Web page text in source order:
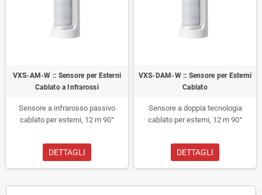
VXS-AM-W :: Sensore per Esterni
Cablato a Infrarossi
Sensore a infrarosso passivo
cablato per esterni, 12 m 90°
DETTAGLI
VXS-DAM-W :: Sensore per Esterni
Cablato
Sensore a doppia tecnologia
cablato per esterni, 12 m 90°
DETTAGLI